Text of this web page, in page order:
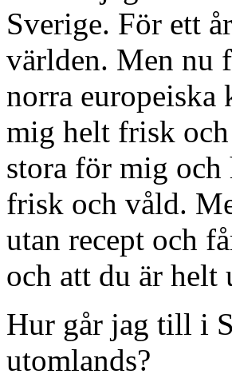
Sverige. För ett
världen. Men nu
norra europeiska
mig helt frisk
stora för mig och
frisk och våld.
utan recept och
och att du är helt
Hur går jag till i
utomlands?